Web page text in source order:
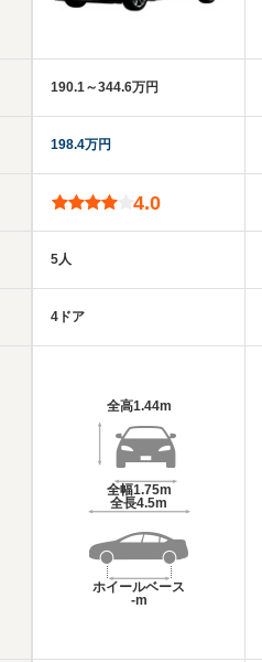
190.1～344.6万円
198.4万円
4.0
5人
4ドア
全高1.44m
全幅1.75m
全長4.5m
ホイールベース
-m